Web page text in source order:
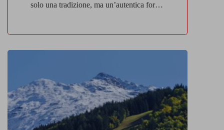
solo una tradizione, ma un’autentica forma
botteghe e nelle piazze. Conosciuta in
tutto il mondo per la sua antica arte
famosi della storia e un piccolo scrigno di
emozioni che sanno […]